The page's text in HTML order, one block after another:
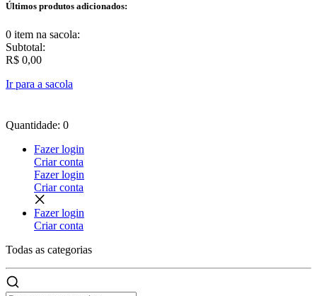
Últimos produtos adicionados:
0 item na sacola:
Subtotal:
R$ 0,00
Ir para a sacola
Quantidade: 0
Fazer login
Criar conta
Fazer login
Criar conta
Fazer login
Criar conta
Todas as categorias